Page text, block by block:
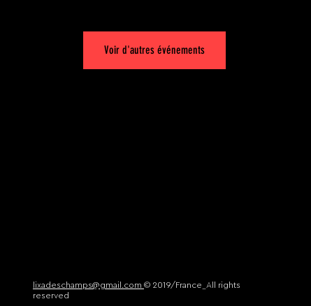
Voir d'autres événements
lixadeschamps@gmail.com © 2019/France_All rights
reserved